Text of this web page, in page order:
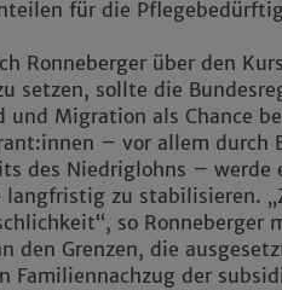
für die
Ronneberger über den
setzen, sollte die
und Migration als Chance
– vor allem durch
des Niedriglohns – werde
langfristig zu stabilisieren.
so Ronneberger
den Grenzen, die
Familiennachzug der